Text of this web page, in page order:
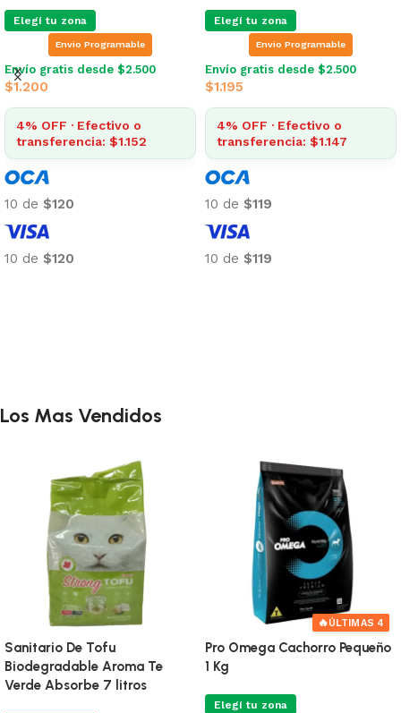
Elegí tu zona
Envio Programable
Envío gratis desde $2.500
$1.200
4% OFF · Efectivo o
transferencia: $1.152
10 de $120
10 de $120
Elegí tu zona
Envio Programable
Envío gratis desde $2.500
$1.195
4% OFF · Efectivo o
transferencia: $1.147
10 de $119
10 de $119
Los Mas Vendidos
Sanitario De Tofu
Biodegradable Aroma Te
Verde Absorbe 7 litros
🔥ÚLTIMAS 4
Pro Omega Cachorro Pequeño
1 Kg
Elegí tu zona